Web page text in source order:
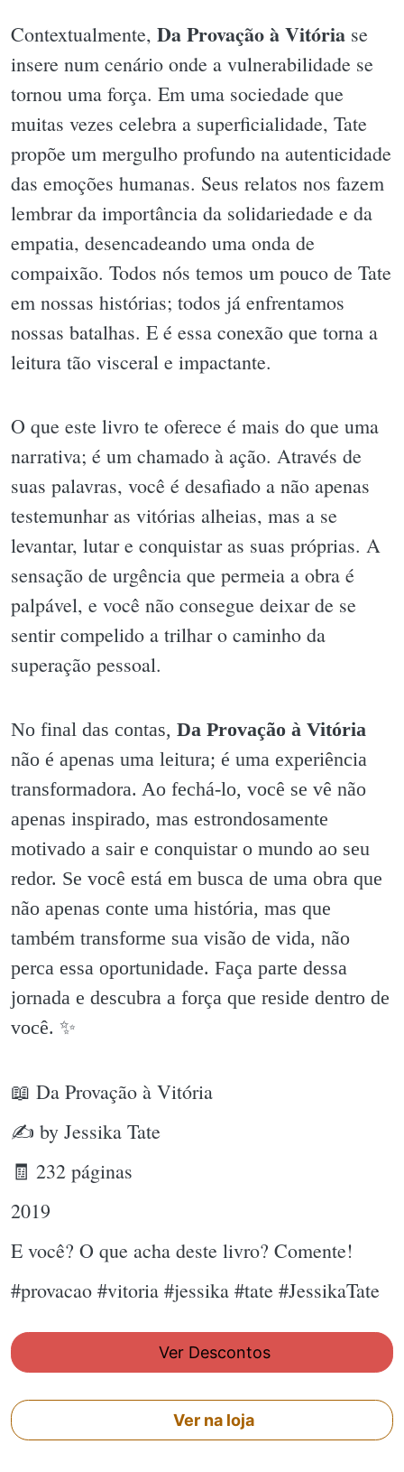
Contextualmente, Da Provação à Vitória se
insere num cenário onde a vulnerabilidade se
tornou uma força. Em uma sociedade que
muitas vezes celebra a superficialidade, Tate
propõe um mergulho profundo na autenticidade
das emoções humanas. Seus relatos nos fazem
lembrar da importância da solidariedade e da
empatia, desencadeando uma onda de
compaixão. Todos nós temos um pouco de Tate
em nossas histórias; todos já enfrentamos
nossas batalhas. E é essa conexão que torna a
leitura tão visceral e impactante.
O que este livro te oferece é mais do que uma
narrativa; é um chamado à ação. Através de
suas palavras, você é desafiado a não apenas
testemunhar as vitórias alheias, mas a se
levantar, lutar e conquistar as suas próprias. A
sensação de urgência que permeia a obra é
palpável, e você não consegue deixar de se
sentir compelido a trilhar o caminho da
superação pessoal.
No final das contas, Da Provação à Vitória
não é apenas uma leitura; é uma experiência
transformadora. Ao fechá-lo, você se vê não
apenas inspirado, mas estrondosamente
motivado a sair e conquistar o mundo ao seu
redor. Se você está em busca de uma obra que
não apenas conte uma história, mas que
também transforme sua visão de vida, não
perca essa oportunidade. Faça parte dessa
jornada e descubra a força que reside dentro de
você. ✨️
📖 Da Provação à Vitória
✍ by Jessika Tate
🧾 232 páginas
2019
E você? O que acha deste livro? Comente!
#provacao #vitoria #jessika #tate #JessikaTate
Ver Descontos
Ver na loja